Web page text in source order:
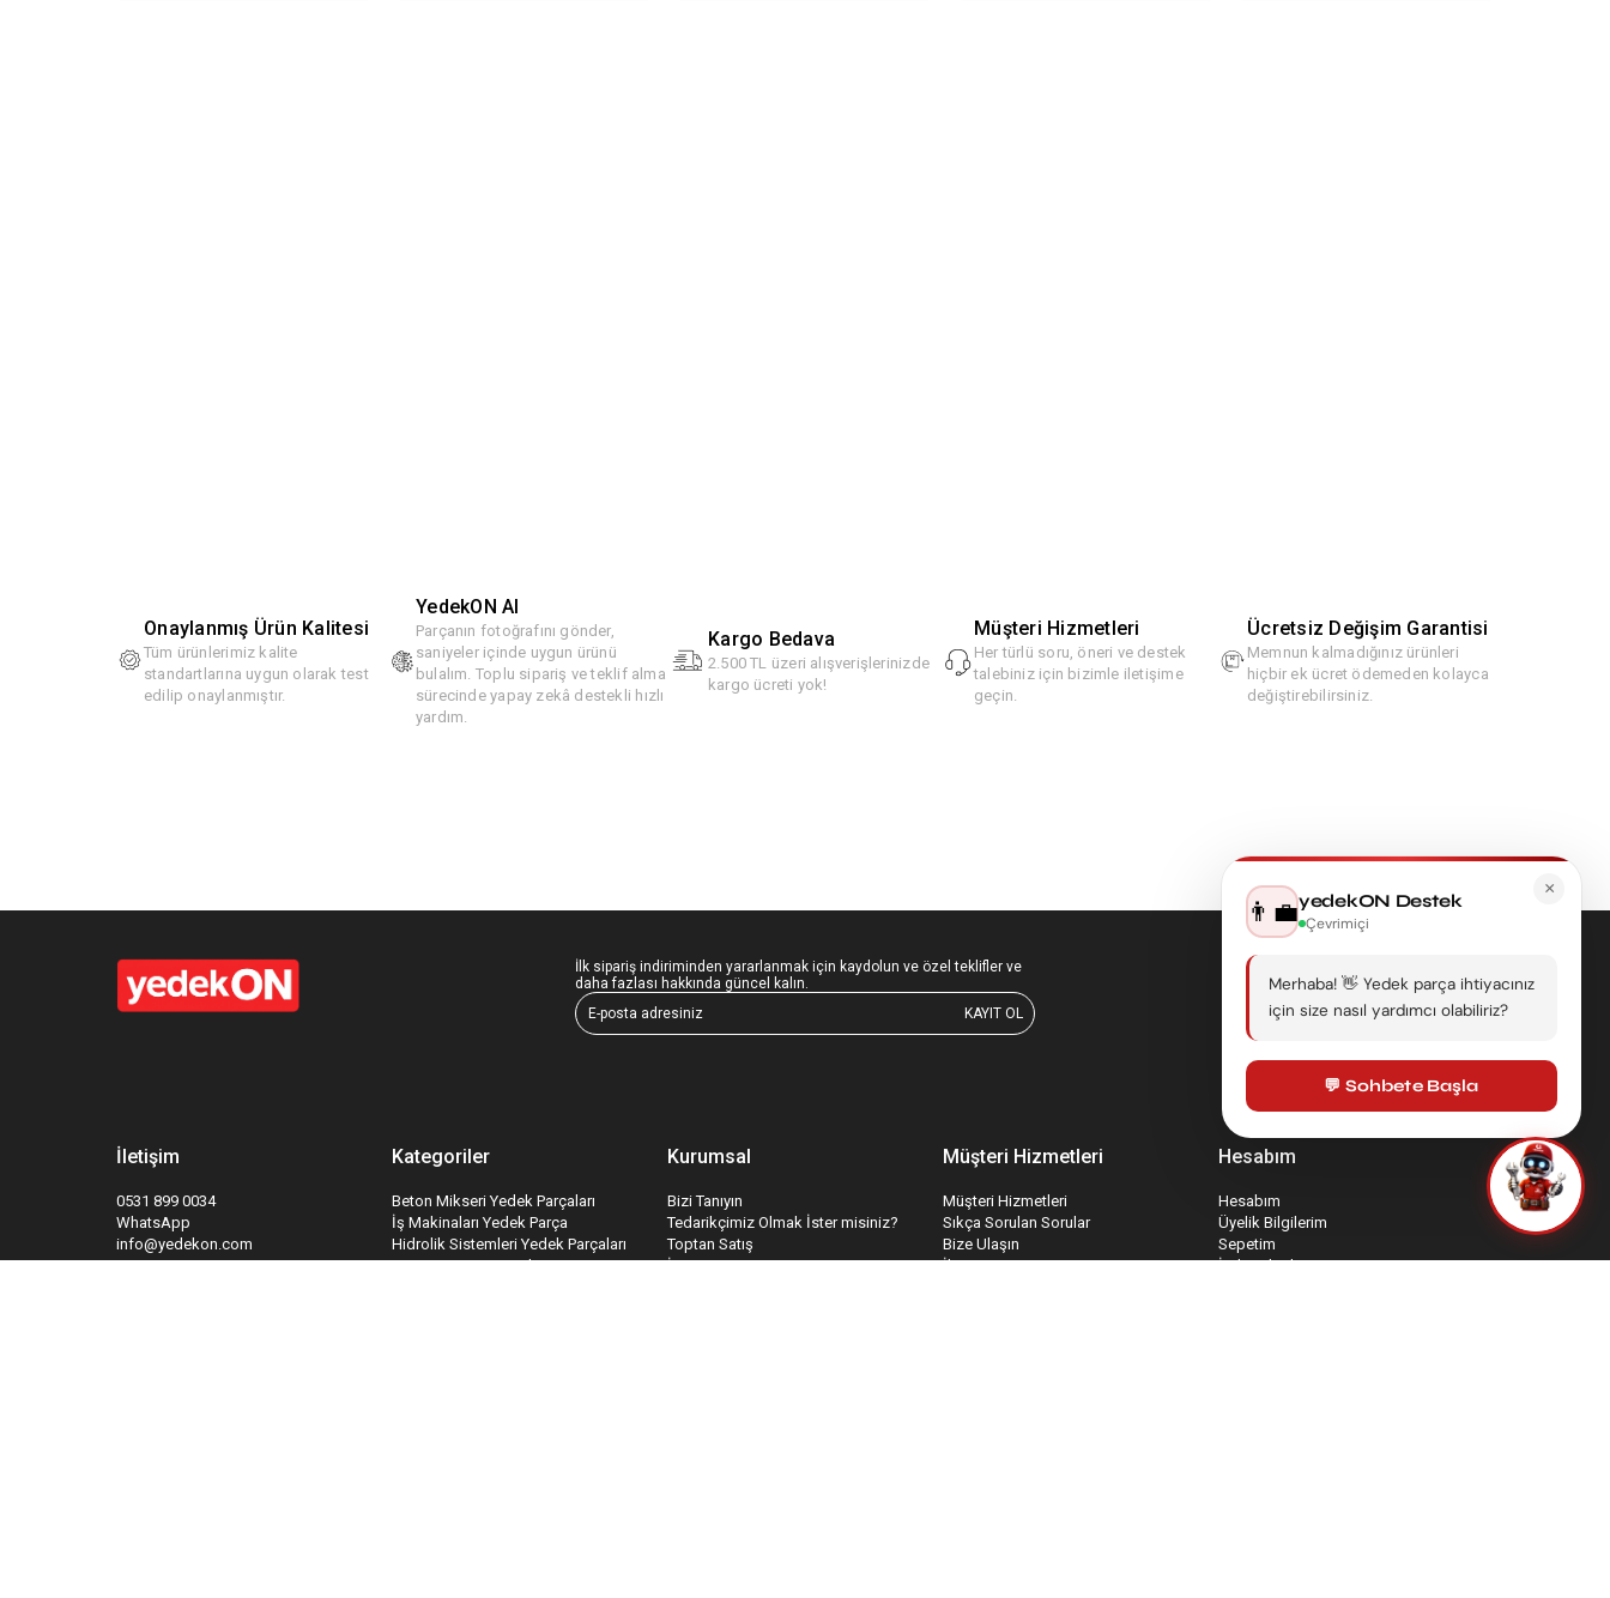
Onaylanmış Ürün Kalitesi
Tüm ürünlerimiz kalite
standartlarına uygun olarak test
edilip onaylanmıştır.
YedekON AI
Parçanın fotoğrafını gönder,
saniyeler içinde uygun ürünü
bulalım. Toplu sipariş ve teklif alma
sürecinde yapay zekâ destekli hızlı
yardım.
Kargo Bedava
2.500 TL üzeri alışverişlerinizde
kargo ücreti yok!
Müşteri Hizmetleri
Her türlü soru, öneri ve destek
talebiniz için bizimle iletişime
geçin.
Ücretsiz Değişim Garantisi
Memnun kalmadığınız ürünleri
hiçbir ek ücret ödemeden kolayca
değiştirebilirsiniz.
İlk sipariş indiriminden yararlanmak için kaydolun ve özel teklifler ve
daha fazlası hakkında güncel kalın.
KAYIT OL
İletişim
0531 899 0034
WhatsApp
info@yedekon.com
Kategoriler
Beton Mikseri Yedek Parçaları
İş Makinaları Yedek Parça
Hidrolik Sistemleri Yedek Parçaları
Kapı ve Kapı Sistemleri
Kurumsal
Bizi Tanıyın
Tedarikçimiz Olmak İster misiniz?
Toptan Satış
İş Konseptimiz
Müşteri Hizmetleri
Müşteri Hizmetleri
Sıkça Sorulan Sorular
Bize Ulaşın
İletişim Formu
Hesabım
Hesabım
Üyelik Bilgilerim
Sepetim
İade Taleplerim
×
👨‍💼yedekON Destek
Çevrimiçi
Merhaba! 👋 Yedek parça ihtiyacınız
için size nasıl yardımcı olabiliriz?
💬 Sohbete Başla